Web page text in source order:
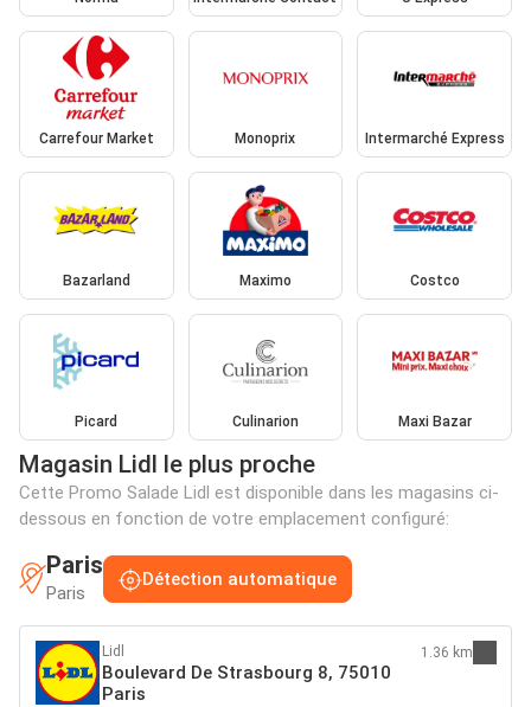
Carrefour Market Monoprix Intermarché Express
Bazarland Maximo Costco
Picard Culinarion Maxi Bazar
Magasin Lidl le plus proche
Cette Promo Salade Lidl est disponible dans les magasins ci-
dessous en fonction de votre emplacement configuré:
Paris
Paris
Détection automatique
Lidl
Boulevard De Strasbourg 8, 75010
Paris
1.36 km